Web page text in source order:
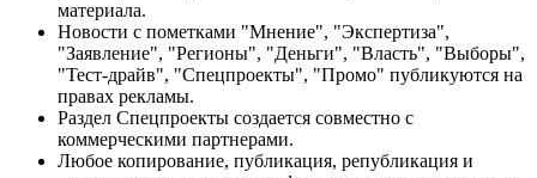
материала.
Новости с пометками "Мнение", "Экспертиза",
"Заявление", "Регионы", "Деньги", "Власть", "Выборы",
"Тест-драйв", "Спецпроекты", "Промо" публикуются на
правах рекламы.
Раздел Спецпроекты создается совместно с
коммерческими партнерами.
Любое копирование, публикация, републикация и